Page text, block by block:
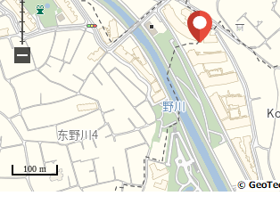
■周边施设━━━━━━━━━━・・・・
0区立明正小学、大约1520M
0区立砧中学、大约2000M
0区立来看，是交流广场、大约400M
0区立成城4丁目绿地、大约80M
0区立野川绿地广场、大约80M
0区立成城mitsu池塘绿地、大约400M
0800幸成城商店、大约1100M
0峰会商店喜多见站前店、大约1120M
100 m
−